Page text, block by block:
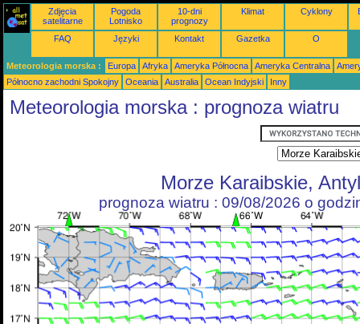
Zdjęcia
satelitarne
Pogoda
Lotnisko
10-dni
prognozy
Klimat Cyklony
FAQ Języki Kontakt Gazetka O
Meteorologia morska : Europa Afryka Ameryka Północna Ameryka Centralna
Północno zachodni Spokojny
Oceania Australia Ocean Indyjski Inny
Meteorologia morska : prognoza wiatru
Morze Karaibskie,
prognoza wiatru : 09/08/2026 o